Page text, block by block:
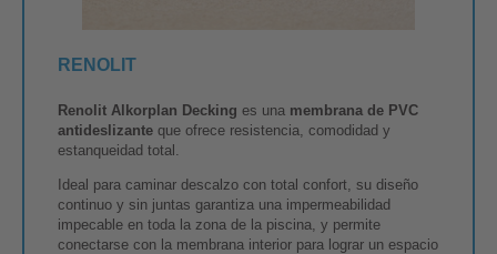
RENOLIT
Renolit Alkorplan Decking es una membrana de PVC
antideslizante que ofrece resistencia, comodidad y
estanqueidad total.
Ideal para caminar descalzo con total confort, su diseño
continuo y sin juntas garantiza una impermeabilidad
impecable en toda la zona de la piscina, y permite
conectarse con la membrana interior para lograr un espacio